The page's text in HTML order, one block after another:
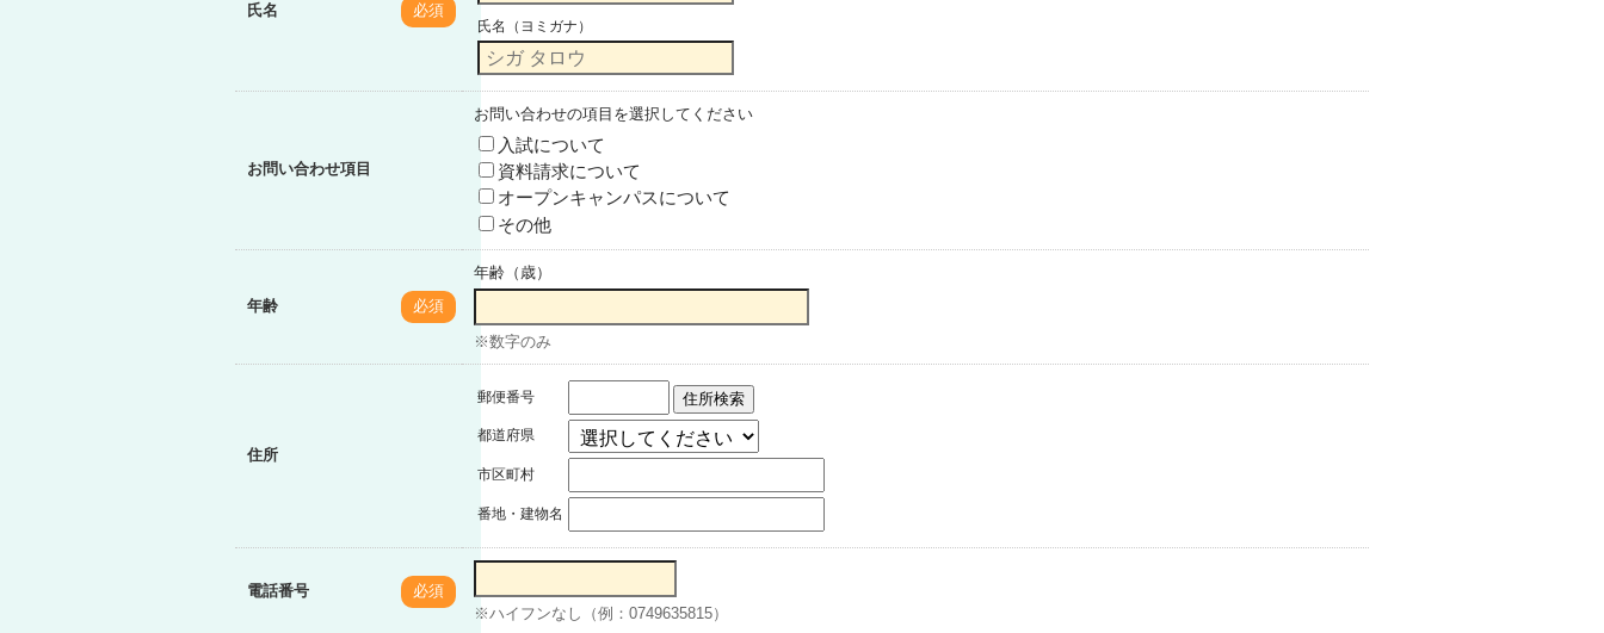
氏名 必須
氏名（ヨミガナ）
お問い合わせ項目
お問い合わせの項目を選択してください
入試について
資料請求について
オープンキャンパスについて
その他
年齢 必須
年齢（歳）
※数字のみ
住所
郵便番号 住所検索
都道府県
市区町村
番地・建物名
電話番号
必須
※ハイフンなし（例：0749635815）